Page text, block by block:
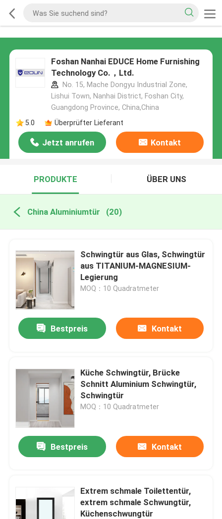
Foshan Nanhai EDUCE Home Furnishing
Technology Co.，Ltd.
No. 15, Mache Dongyu Industrial Zone,
Lishui Town, Nanhai District, Foshan City,
Guangdong Province, China,China
5.0
Überprüfter Lieferant
Jetzt anrufen Kontakt
PRODUKTE ÜBER UNS
China Aluminiumtür (20)
Schwingtür aus Glas, Schwingtür
aus TITANIUM-MAGNESIUM-
Legierung
MOQ：10 Quadratmeter
Bestpreis Kontakt
Küche Schwingtür, Brücke
Schnitt Aluminium Schwingtür,
Schwingtür
MOQ：10 Quadratmeter
Bestpreis Kontakt
Extrem schmale Toilettentür,
extrem schmale Schwungtür,
Küchenschwungtür